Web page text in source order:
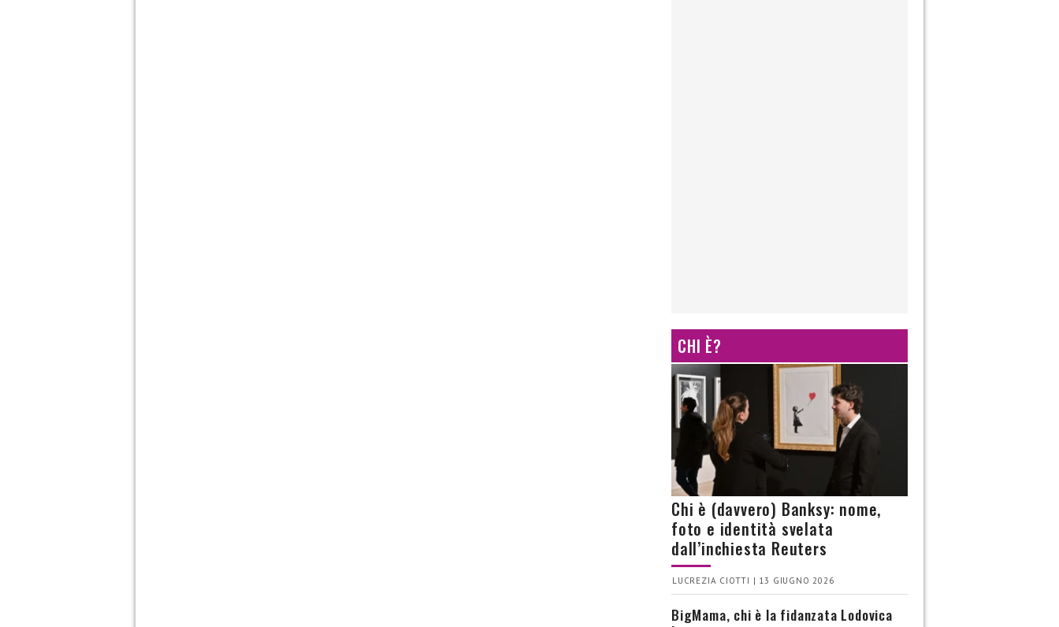
CHI È?
Chi è (davvero) Banksy: nome,
foto e identità svelata
dall’inchiesta Reuters
LUCREZIA CIOTTI | 13 GIUGNO 2026
BigMama, chi è la fidanzata Lodovica